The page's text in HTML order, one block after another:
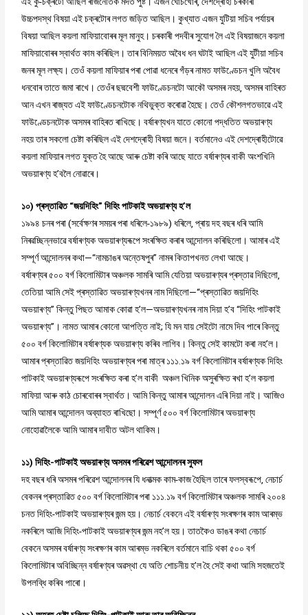
উচ্চপদস্থ বিষয়া এই চক্ৰটোৰ লগত জড়িত আছিল। কুখ্যাত এজন যুটিয়া সচিব পৰ্যায়ৰ
বিষয়া আছিল কয়লা মাফিয়াবোৰৰ মূল মানুহ। চৰকাৰী পদবীৰ সুযোগ লৈ এই বিষয়াজনে কয়লা
মাফিয়াবোৰৰ স্বাৰ্থত কাম কৰিছিল। তাৰ বিনিময়ত অবৈধ ধন ঘটাই আছিল এই যুটীয়া সচিব
জনৰ মূল লক্ষ্য। তেওঁ কয়লা মাফিয়াৰ পৰা পোৱা ধনেৰে গঁড়ৰ নামত ফাউণ্ডেচন খুলি অবৈধ
ধনবোৰ তাতে জমা ৰাখে। তেওঁৰ ছদ্মবেশী ফাউণ্ডেচনটো আকৌ অসমৰ নহয়, অসমৰ বাহিৰত
আন এখন ৰাজ্যত এই ফাউণ্ডেচনটোক নথিভুক্ত কৰোৱা হৈছে। তেওঁ কৌশলগতভাৱে এই
ফাউণ্ডেচনটোক অসমৰ বাহিৰত ৰাখিছে। বৰ্ষাৰণ্যখন যাতে কোনো পদ্ধতিত অভয়াৰণ্য
নহয় তাৰ সকলো চেষ্টা কৰিছিল এই দেশদ্ৰোহী বিষয়া জনে। বৰ্তমানেও এই দেশদ্ৰোহীটোৱে
কয়লা মাফিয়াৰ লগত যুক্ত হৈ আছে আৰু চেষ্টা কৰি আছে যাতে বৰ্ষাৰণ্যৰ বাকী অংশখিনি
অভয়াৰণ্য হ’বলৈ নোৱাৰে।
১০) প্ৰস্তাৱিত “জয়দিহিং” দিহিং পাটকাই অভয়াৰণ্য হ’ল
১৯৯৪ চনৰ পৰা (সৰ্বেক্ষণৰ সময়ৰ পৰা ধৰিলে-১৯৮৯) ধৰিলে, প্ৰায় দহ বছৰ ধৰি আমি
নিৰৱচ্ছিন্নভাৱে বৰ্ষাৰণ্যক অভয়াৰণ্যৰূপে সংৰক্ষিত কৰাৰ আন্দোলন কৰিছিলো। আমাৰ এই
সম্পূৰ্ণ আন্দোলনৰ কথা—“নামচাঙৰ অন্তেষপুৰ” নামৰ কিতাপখনত লেখা আছে।
বৰ্ষাৰণ্যৰ ৫০০ বৰ্গ কিলোমিটাৰ অঞ্চলক সামৰি আমি যেতিয়া অভয়াৰণ্যৰ প্ৰস্তাৱ দিছিলো,
তেতিয়া আমি সেই প্ৰস্তাৱিত অভয়াৰণ্যখনৰ নাম দিছিলো—“প্ৰস্তাৱিত জয়দিহিং
অভয়াৰণ্য” কিন্তু পিছত আমাক কোৱা হ’ল—অভয়াৰণ্যখনৰ নাম দিয়া হ’ব “দিহিং পাটকাই
অভয়াৰণ্য”। নামত আমাৰ কোনো আপত্তি নাই; যি মন যায় সেইটো নামে দিব পাৰে কিন্তু
৫০০ বৰ্গ কিলোমিটাৰ বৰ্ষাৰণ্যক অভয়াৰণ্য কৰিব লাগিব। কিন্তু সেই কামটো কৰা নহ’ল।
আমাৰ প্ৰস্তাৱিত জয়দিহিং অভয়াৰণ্যৰ পৰা মাত্ৰ ১১১.১৯ বৰ্গ কিলোমিটাৰ বৰ্ষাৰণ্যক দিহিং
পাটকাই অভয়াৰণ্যৰূপে সংৰক্ষিত কৰা হ’ল বাকী অঞ্চল খিনিক অসুৰক্ষিত ৰখা হ’ল কয়লা
মাফিয়া আৰু কাঠ চোৰবোৰৰ স্বাৰ্থত। আমি কিন্তু আমাৰ আন্দোলন এৰি দিয়া নাই। আজিও
আমি আমাৰ আন্দোলন অব্যাহত ৰাখিছো। সম্পূৰ্ণ ৫০০ বৰ্গ কিলোমিটাৰ অভয়াৰণ্য
নোহোৱালৈকে আমি আমাৰ দাবীত অটল থাকিম।
১১) দিহিং-পাটকাই অভয়াৰণ্য অসমৰ পৰিৱেশ আন্দোলনৰ সুফল
দহ বছৰ ধৰি অসমৰ পৰিৱেশ আন্দোলনৰ যি ধনাত্মক কাম-কাজ হৈছিল তাৰে ফলস্বৰূপে, নেচাৰ্চ
বেকনৰ প্ৰস্তাৱিত ৫০০ বৰ্গ কিলোমিটাৰ পৰা ১১১.১৯ বৰ্গ কিলোমিটাৰ অঞ্চলক সামৰি ২০০৪
চনত দিহিং-পাটকাই অভয়াৰণ্যৰ জন্ম হয়। নেচাৰ্চ বেকনে এই বৰ্ষাৰণ্য সংৰক্ষণৰ কাম আৰম্ভ
নকৰিলে আজি দিহিং-পাটকাই অভয়াৰণ্যৰ জন্ম নহ’ল হয়। তাতকৈও ডাঙৰ কথা নেচাৰ্চ
বেকনে অসমৰ বৰ্ষাৰণ্য সংৰক্ষণৰ কাম আৰম্ভ নকৰিলে বৰ্তমানে বাচি থকা ৫০০ বৰ্গ
কিলোমিটাৰ অবিচ্ছিন্ন বৰ্ষাৰণ্যৰ অৱস্থা যে অতি শোচনীয় হ’ল হৈ সেই কথা আমি সহজতেই
উপলব্ধি কৰিব পাৰো।